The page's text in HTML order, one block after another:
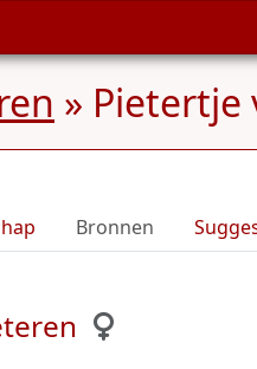
» Pietertje
Bronnen